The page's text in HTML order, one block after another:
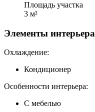
Площадь участка
3 м²
Элементы интерьера
Охлаждение:
Кондиционер
Особенности интерьера:
С мебелью